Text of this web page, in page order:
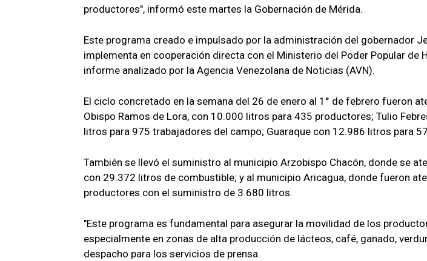
productores", informó este martes la Gobernación de Mérida.
Este programa creado e impulsado por la administración del gobernador
implementa en cooperación directa con el Ministerio del Poder Popular de
informe analizado por la Agencia Venezolana de Noticias (AVN).
El ciclo concretado en la semana del 26 de enero al 1° de febrero fueron
Obispo Ramos de Lora, con 10.000 litros para 435 productores; Tulio
litros para 975 trabajadores del campo; Guaraque con 12.986 litros para
También se llevó el suministro al municipio Arzobispo Chacón, donde se
con 29.372 litros de combustible; y al municipio Aricagua, donde fueron
productores con el suministro de 3.680 litros.
"Este programa es fundamental para asegurar la movilidad de los
especialmente en zonas de alta producción de lácteos, café, ganado,
despacho para los servicios de prensa.